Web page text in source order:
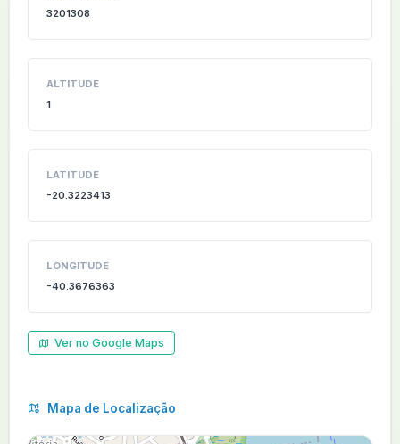
3201308
ALTITUDE
1
LATITUDE
-20.3223413
LONGITUDE
-40.3676363
Ver no Google Maps
Mapa de Localização